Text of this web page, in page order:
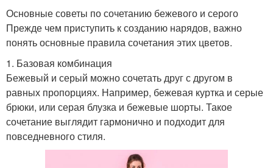
Основные советы по сочетанию бежевого и серого
Прежде чем приступить к созданию нарядов, важно
понять основные правила сочетания этих цветов.
1. Базовая комбинация
Бежевый и серый можно сочетать друг с другом в
равных пропорциях. Например, бежевая куртка и серые
брюки, или серая блузка и бежевые шорты. Такое
сочетание выглядит гармонично и подходит для
повседневного стиля.